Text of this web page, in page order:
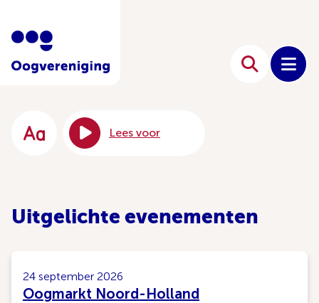
Lees voor
Uitgelichte evenementen
24 september 2026
Oogmarkt Noord-Holland